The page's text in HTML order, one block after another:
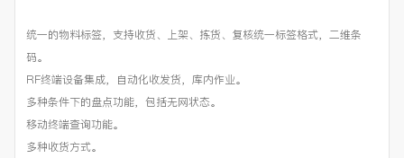
统一的物料标签，支持收货、上架、拣货、复核统一标签格式，二维条
码。
RF终端设备集成，自动化收发货，库内作业。
多种条件下的盘点功能，包括无网状态。
移动终端查询功能。
多种收货方式。